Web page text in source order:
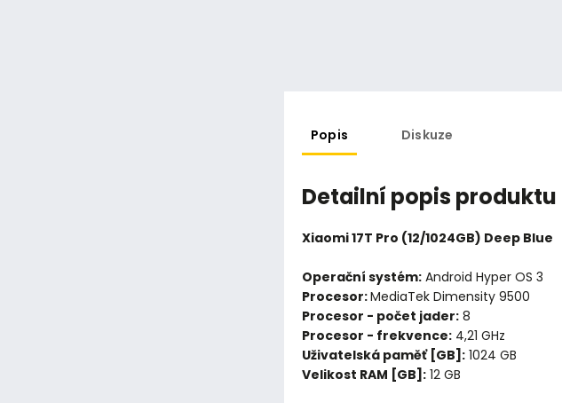
Popis Diskuze
Detailní popis produktu
Xiaomi 17T Pro (12/1024GB) Deep Blue
Operační systém: Android Hyper OS 3
Procesor:MediaTek Dimensity 9500
Procesor - počet jader: 8
Procesor - frekvence: 4,21 GHz
Uživatelská paměť [GB]: 1024 GB
Velikost RAM [GB]: 12 GB